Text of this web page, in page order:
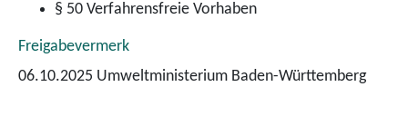
§ 50 Verfahrensfreie Vorhaben
Freigabevermerk
06.10.2025 Umweltministerium Baden-Württemberg